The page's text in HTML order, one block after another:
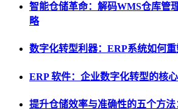
智能仓储革命：解码WMS仓库管
略
数字化转型利器：ERP系统如何
ERP 软件：企业数字化转型的核
提升仓储效率与准确性的五个方法